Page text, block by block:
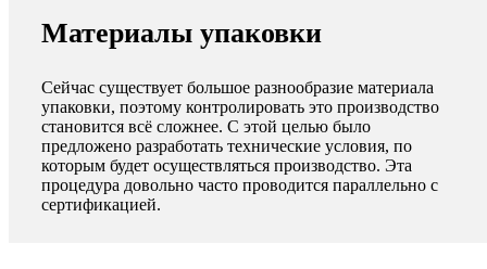
Материалы упаковки
Сейчас существует большое разнообразие материала
упаковки, поэтому контролировать это производство
становится всё сложнее. С этой целью было
предложено разработать технические условия, по
которым будет осуществляться производство. Эта
процедура довольно часто проводится параллельно с
сертификацией.